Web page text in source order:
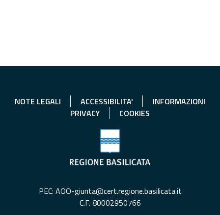
NOTE LEGALI ACCESSIBILITA'
INFORMAZIONI
PRIVACY
COOKIES
PEC: AOO-giunta@cert.regione.basilicata.it
C.F. 80002950766